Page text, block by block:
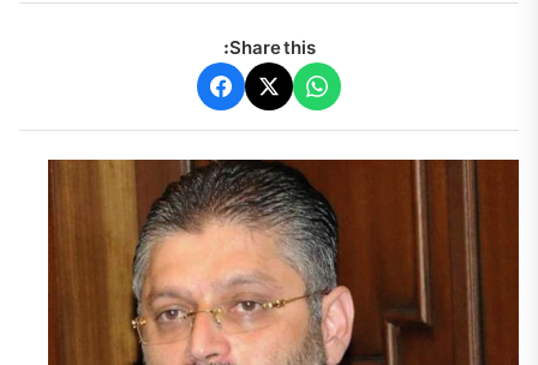
Share this: